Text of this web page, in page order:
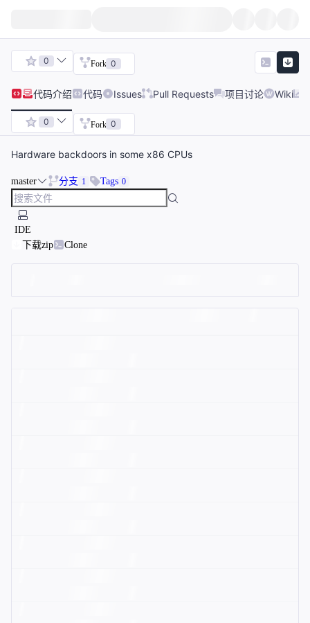
0 Fork 0
代码介绍 代码 Issues Pull Requests 项目讨论 Wiki
0 Fork 0
Hardware backdoors in some x86 CPUs
master 分支 1 Tags 0
IDE
下载zip
Clone